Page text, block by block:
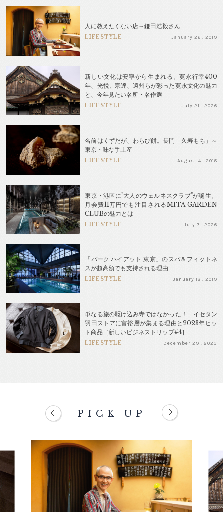
人に教えたくない店～鎌田浩毅さん
LIFESTYLE January 26 . 2019
新しい文化は安寧から生まれる。寛永行幸400
年、光悦、宗達、遠州らが彩った寛永文化の魅力
と、今年見たい名所・名作選
LIFESTYLE July 21 . 2026
名前はくずだが、わらび餅。長門「久寿もち」～
東京・味な手土産
LIFESTYLE August 4 . 2018
東京・港区に"大人のウェルネスクラブ"が誕生。
月会費11万円でも注目されるMITA GARDEN
CLUBの魅力とは
LIFESTYLE July 7 . 2026
「パーク ハイアット 東京」のスパ＆フィットネ
スが超高額でも支持される理由
LIFESTYLE January 18 . 2019
単なる旅の駆け込み寺ではなかった！ イセタン
羽田ストアに富裕層が集まる理由と2023年ヒッ
ト商品［新しいビジネストリップ#4］
LIFESTYLE December 29 . 2023
PICK UP